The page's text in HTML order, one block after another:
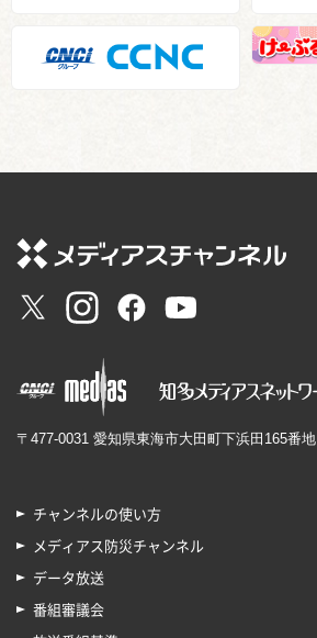
〒477-0031 愛知県東海市大田町下浜田165番地
チャンネルの使い方
メディアス防災チャンネル
データ放送
番組審議会